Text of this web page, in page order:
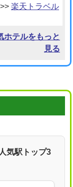
>> 楽天トラベル
ホテルをもっと
見る
気駅トップ3